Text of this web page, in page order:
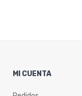
MI CUENTA